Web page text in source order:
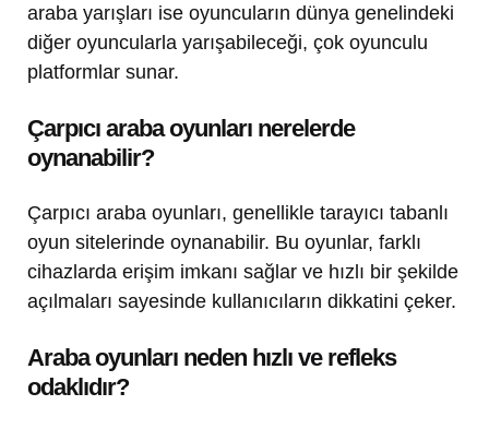
araba yarışları ise oyuncuların dünya genelindeki
diğer oyuncularla yarışabileceği, çok oyunculu
platformlar sunar.
Çarpıcı araba oyunları nerelerde
oynanabilir?
Çarpıcı araba oyunları, genellikle tarayıcı tabanlı
oyun sitelerinde oynanabilir. Bu oyunlar, farklı
cihazlarda erişim imkanı sağlar ve hızlı bir şekilde
açılmaları sayesinde kullanıcıların dikkatini çeker.
Araba oyunları neden hızlı ve refleks
odaklıdır?